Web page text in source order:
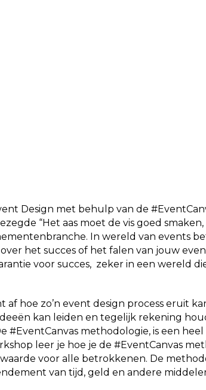
Design met behulp van de
“Het aas moet de vis goed
In wereld van events
het succes of het falen van jouw
voor succes, zeker in een wereld
af hoe zo’n event design process eruit
kan leiden en tegelijk rekening
#EventCanvas methodologie, is een
leer je hoe je de #EventCanvas
voor alle betrokkenen. De
van tijd, geld en andere